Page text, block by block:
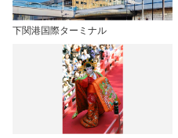
下関港国際ターミナル